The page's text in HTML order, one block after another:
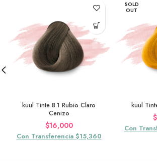
kuul Tinte 8.1 Rubio Claro
Cenizo
$16,000
Con Transferencia $15,360
SOLD
OUT
kuul
$
Con